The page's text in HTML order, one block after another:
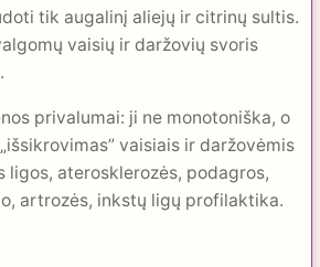
tik augalinį aliejų ir citrinų sultis.
vaisių ir daržovių svoris
privalumai: ji ne monotoniška, o
vaisiais ir daržovėmis
ligos, aterosklerozės, podagros,
artrozės, inkstų ligų profilaktika.